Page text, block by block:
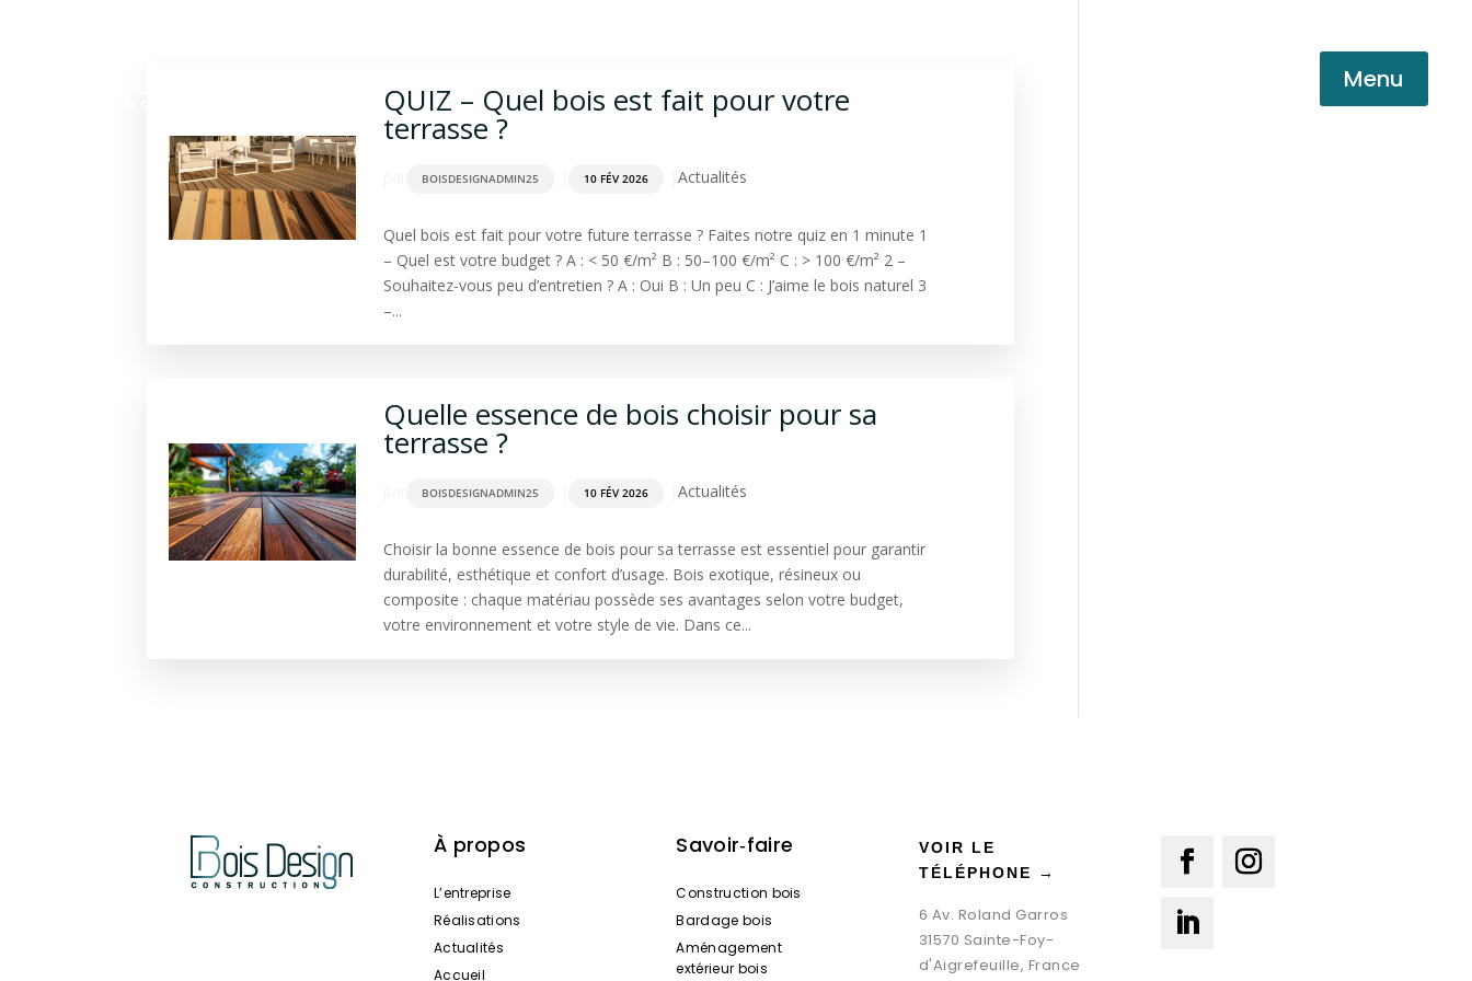
Menu
QUIZ – Quel bois est fait pour votre
terrasse ?
BOISDESIGNADMIN25 10 FÉV 2026 Actualités
Quel bois est fait pour votre future terrasse ? Faites notre quiz en 1 minute 1️
– Quel est votre budget ? A : < 50 €/m² B : 50–100 €/m² C : > 100 €/m² 2️ –
Souhaitez-vous peu d’entretien ? A : Oui B : Un peu C : J’aime le bois naturel 3️
–...
Quelle essence de bois choisir pour sa
terrasse ?
BOISDESIGNADMIN25 10 FÉV 2026 Actualités
Choisir la bonne essence de bois pour sa terrasse est essentiel pour garantir
durabilité, esthétique et confort d’usage. Bois exotique, résineux ou
composite : chaque matériau possède ses avantages selon votre budget,
votre environnement et votre style de vie. Dans ce...
À propos
L’entreprise
Réalisations
Actualités
Accueil
Savoir‑faire
Construction bois
Bardage bois
Aménagement
extérieur bois
VOIR LE
TÉLÉPHONE →
6 Av. Roland Garros
31570 Sainte-Foy-
d'Aigrefeuille, France